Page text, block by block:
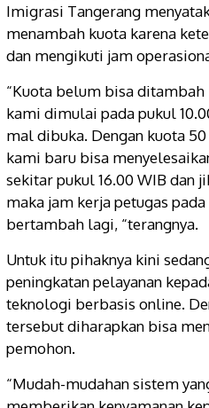
Imigrasi Tangerang
menambah kuota karena
dan mengikuti jam
“Kuota belum bisa
kami dimulai pada pukul
mal dibuka. Dengan kuota
kami baru bisa
sekitar pukul 16.00 WIB dan
maka jam kerja petugas
bertambah lagi, “terangnya.
Untuk itu pihaknya kini
peningkatan pelayanan
teknologi berbasis online.
tersebut diharapkan bisa
pemohon.
“Mudah-mudahan sistem